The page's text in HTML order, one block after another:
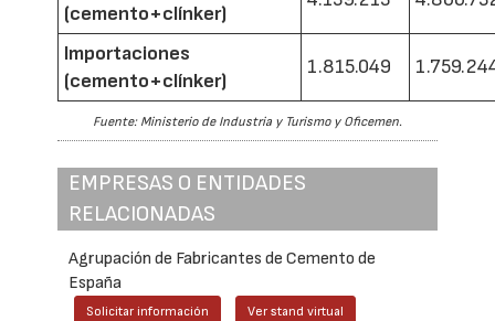
(cemento+clínker)
Importaciones
(cemento+clínker)
1.815.049
Fuente: Ministerio de Industria y Turismo y Oficemen.
EMPRESAS O ENTIDADES
RELACIONADAS
Agrupación de Fabricantes de Cemento de
España
Solicitar información Ver stand virtual